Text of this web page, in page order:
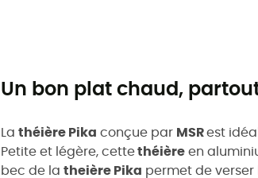
Un bon plat chaud,
La théière Pika conçue par MSRest
Petite et légère, cettethéière en
bec de la theière Pika permet de verser